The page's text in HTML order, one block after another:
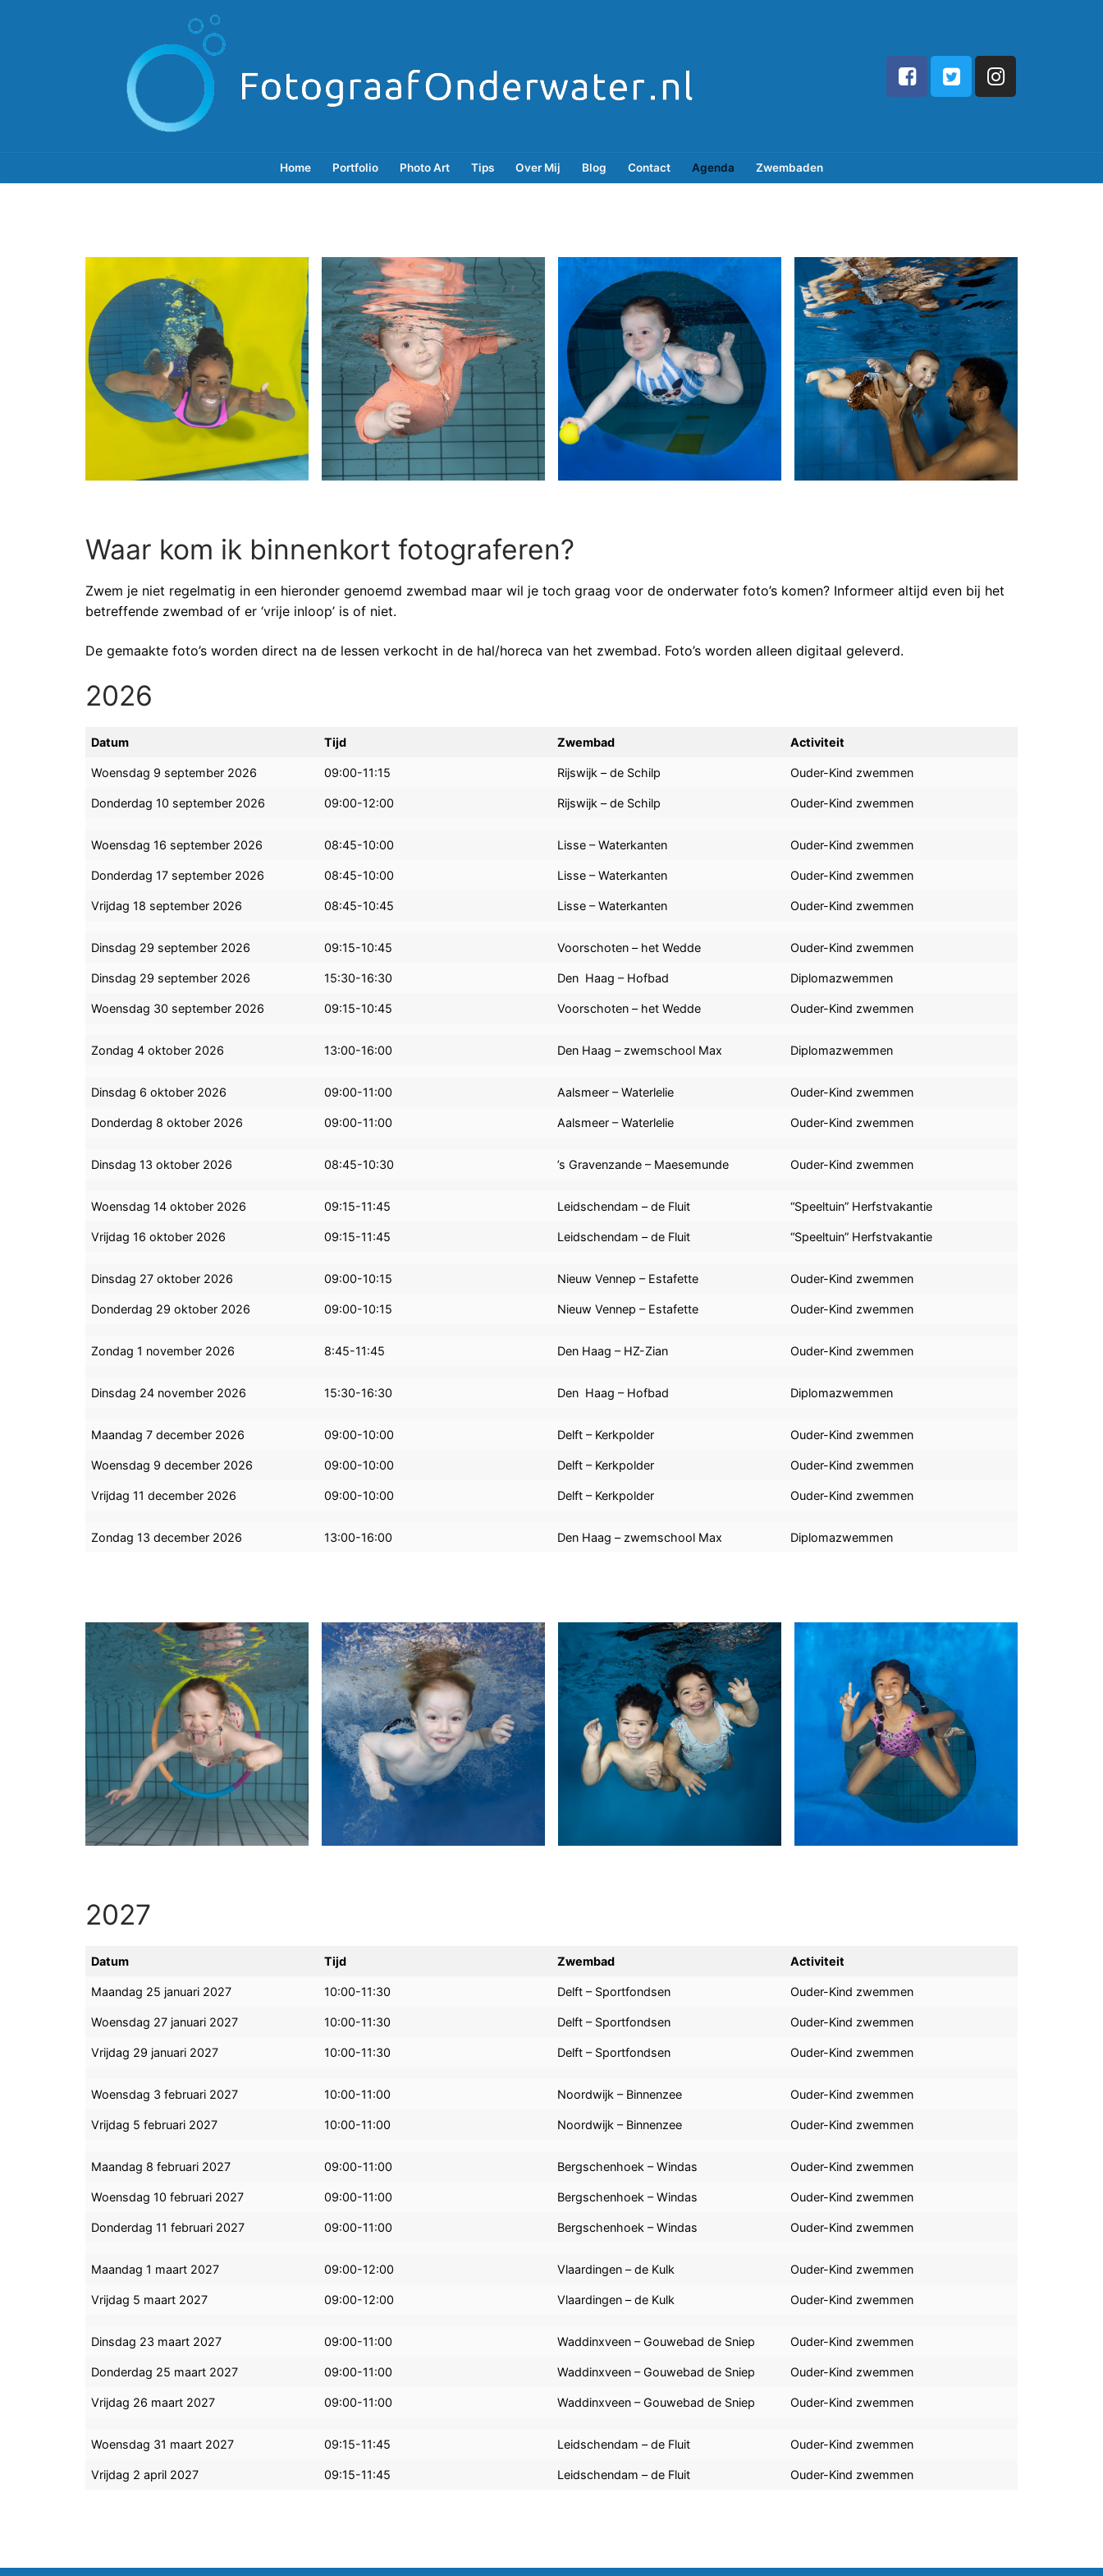
Home Portfolio Photo Art Tips Over Mij Blog Contact Agenda Zwembaden
Waar kom ik binnenkort fotograferen?
Zwem je niet regelmatig in een hieronder genoemd zwembad maar wil je toch graag voor de onderwater foto’s komen? Informeer altijd even bij het
betreffende zwembad of er ‘vrije inloop’ is of niet.
De gemaakte foto’s worden direct na de lessen verkocht in de hal/horeca van het zwembad. Foto’s worden alleen digitaal geleverd.
2026
Datum Tijd Zwembad Activiteit
Woensdag 9 september 2026 09:00-11:15 Rijswijk – de Schilp Ouder-Kind zwemmen
Donderdag 10 september 2026 09:00-12:00 Rijswijk – de Schilp Ouder-Kind zwemmen
Woensdag 16 september 2026 08:45-10:00 Lisse – Waterkanten Ouder-Kind zwemmen
Donderdag 17 september 2026 08:45-10:00 Lisse – Waterkanten Ouder-Kind zwemmen
Vrijdag 18 september 2026 08:45-10:45 Lisse – Waterkanten Ouder-Kind zwemmen
Dinsdag 29 september 2026 09:15-10:45 Voorschoten – het Wedde Ouder-Kind zwemmen
Dinsdag 29 september 2026 15:30-16:30 Den Haag – Hofbad Diplomazwemmen
Woensdag 30 september 2026 09:15-10:45 Voorschoten – het Wedde Ouder-Kind zwemmen
Zondag 4 oktober 2026 13:00-16:00 Den Haag – zwemschool Max Diplomazwemmen
Dinsdag 6 oktober 2026 09:00-11:00 Aalsmeer – Waterlelie Ouder-Kind zwemmen
Donderdag 8 oktober 2026 09:00-11:00 Aalsmeer – Waterlelie Ouder-Kind zwemmen
Dinsdag 13 oktober 2026 08:45-10:30 ’s Gravenzande – Maesemunde Ouder-Kind zwemmen
Woensdag 14 oktober 2026 09:15-11:45 Leidschendam – de Fluit “Speeltuin” Herfstvakantie
Vrijdag 16 oktober 2026 09:15-11:45 Leidschendam – de Fluit “Speeltuin” Herfstvakantie
Dinsdag 27 oktober 2026 09:00-10:15 Nieuw Vennep – Estafette Ouder-Kind zwemmen
Donderdag 29 oktober 2026 09:00-10:15 Nieuw Vennep – Estafette Ouder-Kind zwemmen
Zondag 1 november 2026 8:45-11:45 Den Haag – HZ-Zian Ouder-Kind zwemmen
Dinsdag 24 november 2026 15:30-16:30 Den Haag – Hofbad Diplomazwemmen
Maandag 7 december 2026 09:00-10:00 Delft – Kerkpolder Ouder-Kind zwemmen
Woensdag 9 december 2026 09:00-10:00 Delft – Kerkpolder Ouder-Kind zwemmen
Vrijdag 11 december 2026 09:00-10:00 Delft – Kerkpolder Ouder-Kind zwemmen
Zondag 13 december 2026 13:00-16:00 Den Haag – zwemschool Max Diplomazwemmen
2027
Datum Tijd Zwembad Activiteit
Maandag 25 januari 2027 10:00-11:30 Delft – Sportfondsen Ouder-Kind zwemmen
Woensdag 27 januari 2027 10:00-11:30 Delft – Sportfondsen Ouder-Kind zwemmen
Vrijdag 29 januari 2027 10:00-11:30 Delft – Sportfondsen Ouder-Kind zwemmen
Woensdag 3 februari 2027 10:00-11:00 Noordwijk – Binnenzee Ouder-Kind zwemmen
Vrijdag 5 februari 2027 10:00-11:00 Noordwijk – Binnenzee Ouder-Kind zwemmen
Maandag 8 februari 2027 09:00-11:00 Bergschenhoek – Windas Ouder-Kind zwemmen
Woensdag 10 februari 2027 09:00-11:00 Bergschenhoek – Windas Ouder-Kind zwemmen
Donderdag 11 februari 2027 09:00-11:00 Bergschenhoek – Windas Ouder-Kind zwemmen
Maandag 1 maart 2027 09:00-12:00 Vlaardingen – de Kulk Ouder-Kind zwemmen
Vrijdag 5 maart 2027 09:00-12:00 Vlaardingen – de Kulk Ouder-Kind zwemmen
Dinsdag 23 maart 2027 09:00-11:00 Waddinxveen – Gouwebad de Sniep Ouder-Kind zwemmen
Donderdag 25 maart 2027 09:00-11:00 Waddinxveen – Gouwebad de Sniep Ouder-Kind zwemmen
Vrijdag 26 maart 2027 09:00-11:00 Waddinxveen – Gouwebad de Sniep Ouder-Kind zwemmen
Woensdag 31 maart 2027 09:15-11:45 Leidschendam – de Fluit Ouder-Kind zwemmen
Vrijdag 2 april 2027 09:15-11:45 Leidschendam – de Fluit Ouder-Kind zwemmen